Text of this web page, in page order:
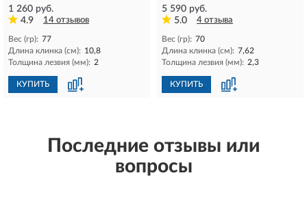
1 260 руб.
4.9
14 отзывов
Вес (гр): 77
Длина клинка (см): 10,8
Толщина лезвия (мм): 2
КУПИТЬ
5 590 руб.
5.0
4 отзыва
Вес (гр): 70
Длина клинка (см): 7,62
Толщина лезвия (мм): 2,3
КУПИТЬ
Последние отзывы или
вопросы